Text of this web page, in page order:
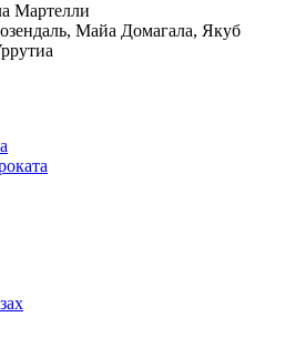
Мартелли
, Майа Домагала, Якуб